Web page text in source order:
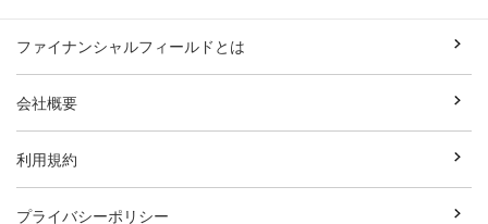
ファイナンシャルフィールドとは
会社概要
利用規約
プライバシーポリシー